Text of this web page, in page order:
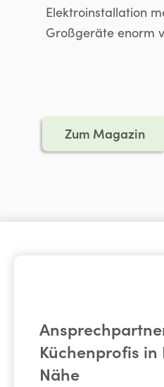
Elektroinstallation
Großgeräte enorm
Zum Magazin
Küchenprofis in
Nähe